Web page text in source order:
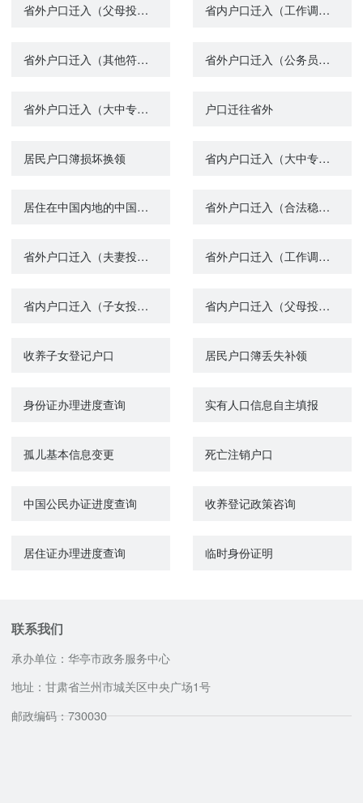
省外户口迁入（父母投靠子女） 省内户口迁入（工作调动落户）
省外户口迁入（其他符合规定的落户） 省外户口迁入（公务员录用、事业单位聘用落户）
省外户口迁入（大中专院校毕业生就业落户） 户口迁往省外
居民户口簿损坏换领 省内户口迁入（大中专院校毕业生就业落户）
居住在中国内地的中国公民在内地收养登记、解除收养关系登记 省外户口迁入（合法稳定住所落户）
省外户口迁入（夫妻投靠） 省外户口迁入（工作调动落户）
省内户口迁入（子女投靠父母） 省内户口迁入（父母投靠子女）
收养子女登记户口 居民户口簿丢失补领
身份证办理进度查询 实有人口信息自主填报
孤儿基本信息变更 死亡注销户口
中国公民办证进度查询 收养登记政策咨询
居住证办理进度查询 临时身份证明
联系我们
承办单位：华亭市政务服务中心
地址：甘肃省兰州市城关区中央广场1号
邮政编码：730030